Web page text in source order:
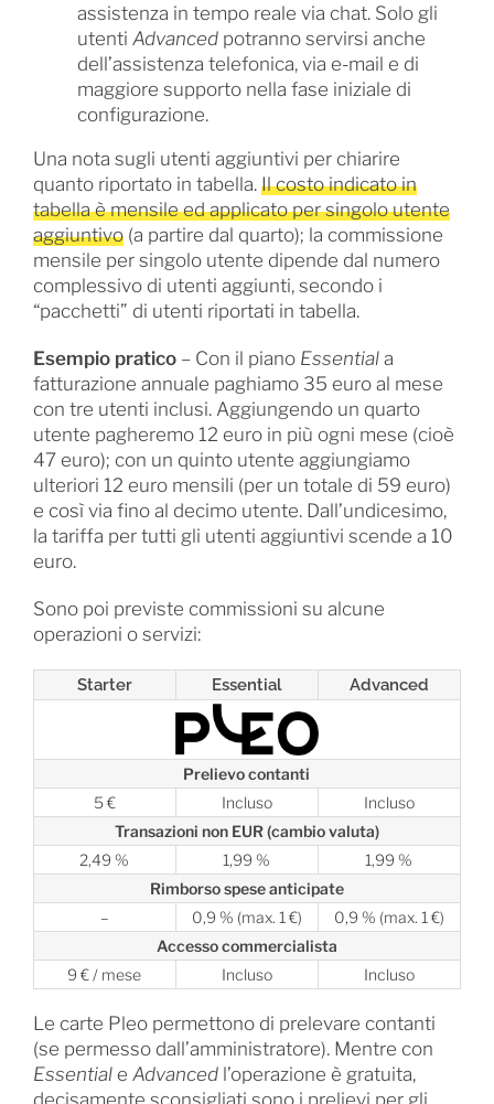
assistenza in tempo reale via chat. Solo gli
utenti Advancedpotranno servirsi anche
dell’assistenza telefonica, via e-mail e di
maggiore supporto nella fase iniziale di
configurazione.
Una nota sugli utenti aggiuntivi per chiarire
quanto riportato in tabella. Il costo indicato in
tabella è mensile ed applicato per singolo utente
aggiuntivo(a partire dal quarto); la commissione
mensile per singolo utente dipende dal numero
complessivo di utenti aggiunti, secondo i
“pacchetti” di utenti riportati in tabella.
Esempio pratico– Con il piano Essentiala
fatturazione annuale paghiamo 35 euro al mese
con tre utenti inclusi. Aggiungendo un quarto
utente pagheremo 12 euro in più ogni mese (cioè
47 euro); con un quinto utente aggiungiamo
ulteriori 12 euro mensili (per un totale di 59 euro)
e così via fino al decimo utente. Dall’undicesimo,
la tariffa per tutti gli utenti aggiuntivi scende a 10
euro.
Sono poi previste commissioni su alcune
operazioni o servizi:
Starter Essential Advanced
Prelievo contanti
5 €
Incluso
Incluso
Transazioni non EUR (cambio valuta)
2,49 %
1,99 %
1,99 %
Rimborso spese anticipate
–
0,9 % (max. 1 €)
0,9 % (max. 1 €)
Accesso commercialista
9 € / mese
Incluso Incluso
Le carte Pleo permettono di prelevare contanti
(se permesso dall’amministratore). Mentre con
Essentiale Advancedl’operazione è gratuita,
decisamente sconsigliati sono i prelievi per gli